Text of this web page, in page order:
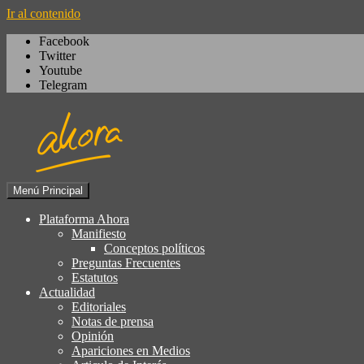
Ir al contenido
Facebook
Twitter
Youtube
Telegram
Plataforma Ahora
Menú Principal
Plataforma Ahora
Manifiesto
Conceptos políticos
Preguntas Frecuentes
Estatutos
Actualidad
Editoriales
Notas de prensa
Opinión
Apariciones en Medios